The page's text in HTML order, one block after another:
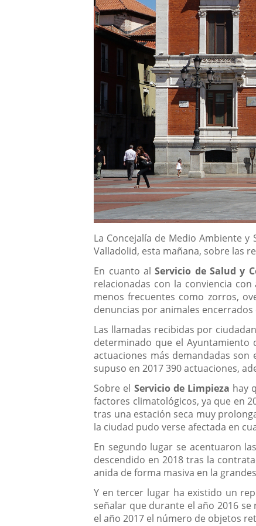
Descripción
La Concejalía de Medio Ambiente
Valladolid, esta mañana, sobre las
En cuanto alServicio de Salud y
relacionadas con la conviencia
menos frecuentes como zorros,
denuncias por animales
Las llamadas recibidas por
determinado que el Ayuntamiento
actuaciones más demandadas
supuso en 2017 390 actuaciones,
Sobre el Servicio de Limpieza hay
factores climatológicos, ya que en
tras una estación seca muy
la ciudad pudo verse afectada en
En segundo lugar se acentuaron
descendido en 2018 tras la
anida de forma masiva en la
Y en tercer lugar ha existido un
señalar que durante el año 2016
el año 2017 el número de objetos